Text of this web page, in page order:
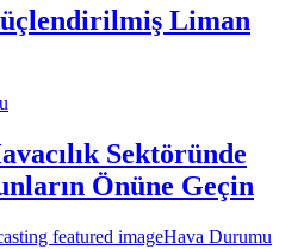
Liman
Sektöründe
Önüne Geçin
Hava Durumu